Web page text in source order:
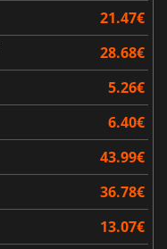
21.47€
28.68€
5.26€
6.40€
43.99€
36.78€
13.07€